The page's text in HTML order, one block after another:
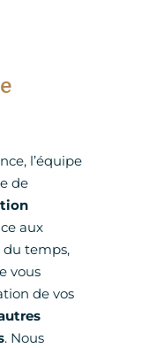
l’équipe
de
aux
du temps,
vous
de vos
. Nous